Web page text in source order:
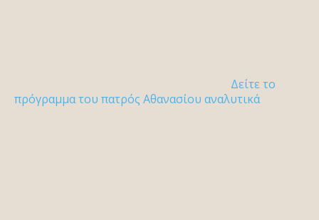
Δείτε το
πρόγραμμα του πατρός Αθανασίου αναλυτικά